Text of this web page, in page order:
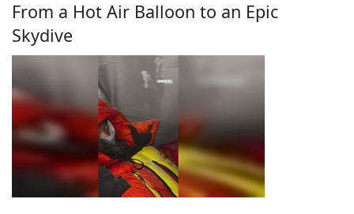
From a Hot Air Balloon to an Epic
Skydive